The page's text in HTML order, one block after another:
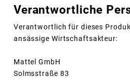
Verantwortliche
Verantwortlich für dieses
ansässige Wirtschaftsakteur:
Mattel GmbH
Solmsstraße 83